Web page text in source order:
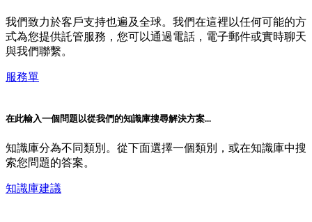
我們致力於客戶支持也遍及全球。我們在這裡以任何可能的方
式為您提供託管服務，您可以通過電話，電子郵件或實時聊天
與我們聯繫。
服務單
在此輸入一個問題以從我們的知識庫搜尋解決方案...
知識庫分為不同類別。從下面選擇一個類別，或在知識庫中搜
索您問題的答案。
知識庫建議